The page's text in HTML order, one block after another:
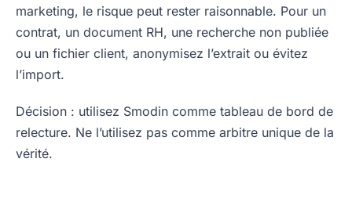
marketing, le risque peut rester raisonnable. Pour un
contrat, un document RH, une recherche non publiée
ou un fichier client, anonymisez l’extrait ou évitez
l’import.
Décision : utilisez Smodin comme tableau de bord de
relecture. Ne l’utilisez pas comme arbitre unique de la
vérité.